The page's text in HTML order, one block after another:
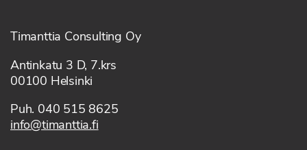
Timanttia Consulting Oy
Antinkatu 3 D, 7.krs
00100 Helsinki
Puh. 040 515 8625
info@timanttia.fi